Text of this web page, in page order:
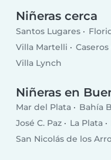
Niñeras cerca
Santos Lugares
Villa Martelli
Villa Lynch
Niñeras en
Mar del Plata Bahía
José C. Paz
La Plata
San Nicolás de los